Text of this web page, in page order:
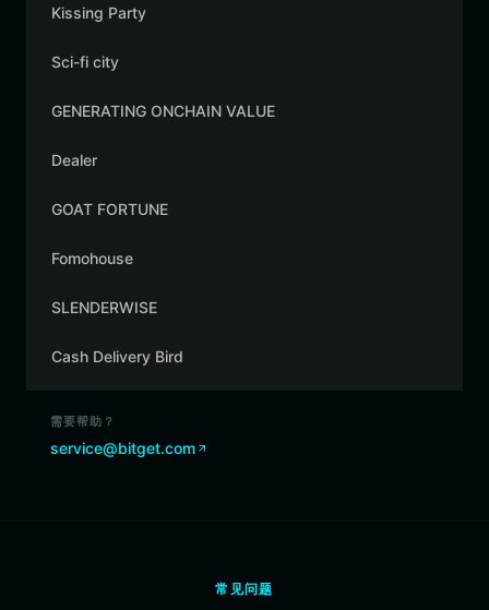
Kissing Party
Sci-fi city
GENERATING ONCHAIN VALUE
Dealer
GOAT FORTUNE
Fomohouse
SLENDERWISE
Cash Delivery Bird
需要帮助？
service@bitget.com
常见问题